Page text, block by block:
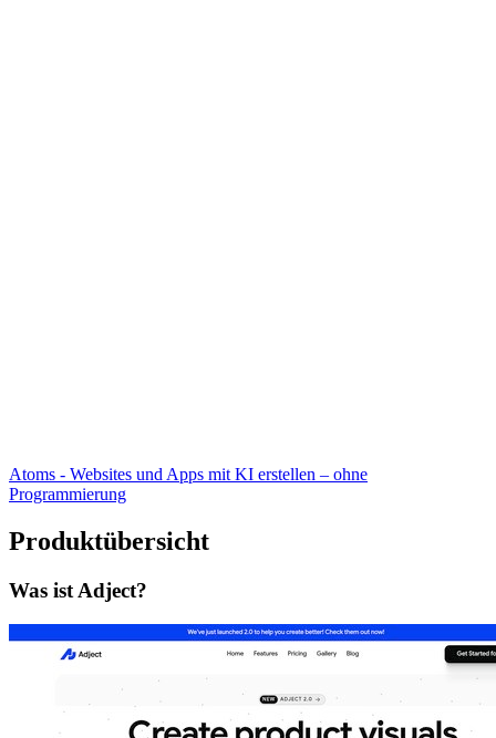
Atoms - Websites und Apps mit KI erstellen – ohne
Programmierung
Produktübersicht
Was ist Adject?